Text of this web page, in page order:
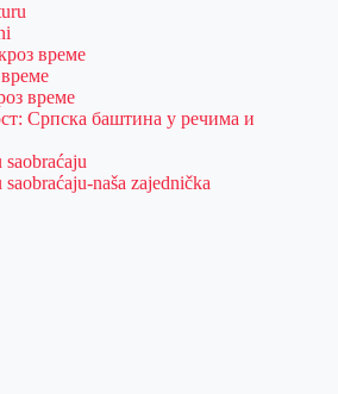
време
време
Српска баштина у речима и
saobraćaju
naša zajednička